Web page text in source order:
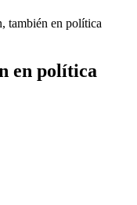
también en política
en política